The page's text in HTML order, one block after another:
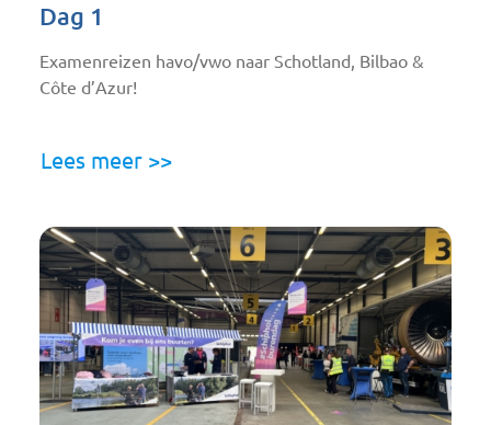
Dag 1
Examenreizen havo/vwo naar Schotland, Bilbao &
Côte d’Azur!
Lees meer >>